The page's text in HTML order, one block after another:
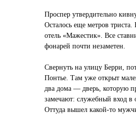
Проспер утвердительно
Осталось еще метров
отель «Мажестик». Все
фонарей почти незаметен.
Свернуть на улицу Берри,
Понтье. Там уже открыт
два дома — дверь, которую
замечают: служебный вход в
Оттуда вышел какой-то